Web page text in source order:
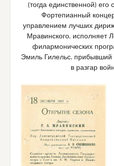
(тогда единственной) его
Фортепианный
управлением лучших
Мравинского, исполняет
филармонических
Эмиль Гилельс, прибывший
в разгар